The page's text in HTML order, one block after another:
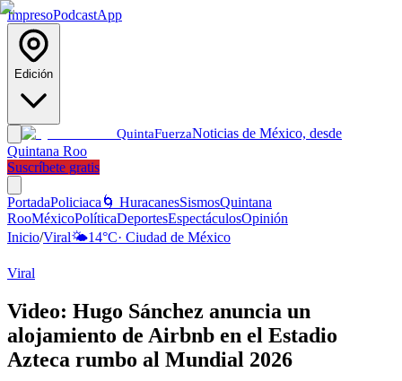
ImpresoPodcastApp
Edición
QuintaFuerzaNoticias de México, desde
Quintana Roo
Suscríbete gratis
PortadaPoliciaca 🌀 HuracanesSismosQuintana
RooMéxicoPolíticaDeportesEspectáculosOpinión
Inicio/Viral🌤️14°C· Ciudad de México
Viral
Video: Hugo Sánchez anuncia un
alojamiento de Airbnb en el Estadio
Azteca rumbo al Mundial 2026